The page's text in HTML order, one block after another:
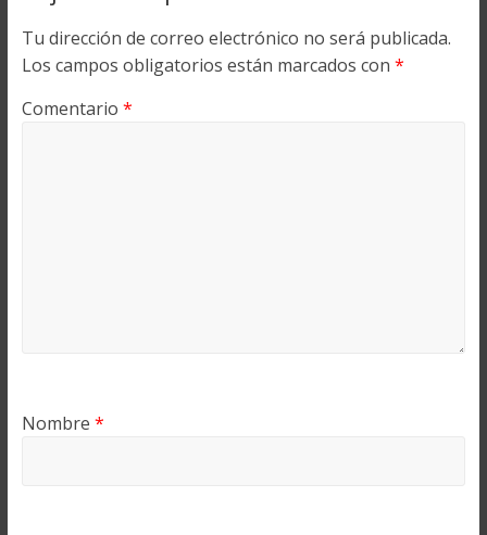
Tu dirección de correo electrónico no será publicada.
Los campos obligatorios están marcados con *
Comentario *
Nombre *